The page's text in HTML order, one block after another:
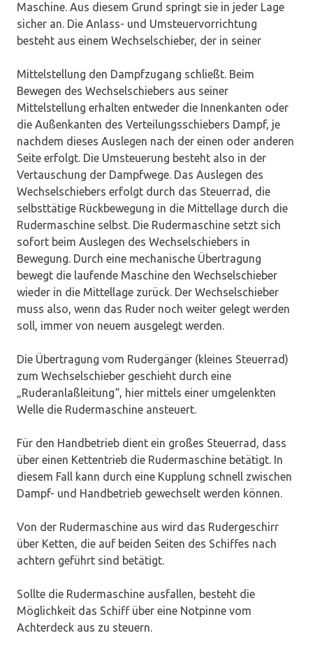
Maschine. Aus diesem Grund springt sie in jeder Lage
sicher an. Die Anlass- und Umsteuervorrichtung
besteht aus einem Wechselschieber, der in seiner
Mittelstellung den Dampfzugang schließt. Beim
Bewegen des Wechselschiebers aus seiner
Mittelstellung erhalten entweder die Innenkanten oder
die Außenkanten des Verteilungsschiebers Dampf, je
nachdem dieses Auslegen nach der einen oder anderen
Seite erfolgt. Die Umsteuerung besteht also in der
Vertauschung der Dampfwege. Das Auslegen des
Wechselschiebers erfolgt durch das Steuerrad, die
selbsttätige Rückbewegung in die Mittellage durch die
Rudermaschine selbst. Die Rudermaschine setzt sich
sofort beim Auslegen des Wechselschiebers in
Bewegung. Durch eine mechanische Übertragung
bewegt die laufende Maschine den Wechselschieber
wieder in die Mittellage zurück. Der Wechselschieber
muss also, wenn das Ruder noch weiter gelegt werden
soll, immer von neuem ausgelegt werden.
Die Übertragung vom Rudergänger (kleines Steuerrad)
zum Wechselschieber geschieht durch eine
„Ruderanlaßleitung“, hier mittels einer umgelenkten
Welle die Rudermaschine ansteuert.
Für den Handbetrieb dient ein großes Steuerrad, dass
über einen Kettentrieb die Rudermaschine betätigt. In
diesem Fall kann durch eine Kupplung schnell zwischen
Dampf- und Handbetrieb gewechselt werden können.
Von der Rudermaschine aus wird das Rudergeschirr
über Ketten, die auf beiden Seiten des Schiffes nach
achtern geführt sind betätigt.
Sollte die Rudermaschine ausfallen, besteht die
Möglichkeit das Schiff über eine Notpinne vom
Achterdeck aus zu steuern.